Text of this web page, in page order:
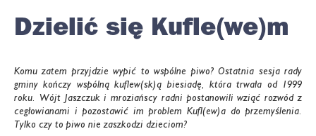
Dzielić się Kufle(we)m
Komu zatem przyjdzie wypić to wspólne piwo? Ostatnia sesja rady
gminy kończy wspólną kuflew(sk)ą biesiadę, która trwała od 1999
roku. Wójt Jaszczuk i mroziańscy radni postanowili wziąć rozwód z
cegłowianami i pozostawić im problem Kufl(ew)a do przemyślenia.
Tylko czy to piwo nie zaszkodzi dzieciom?